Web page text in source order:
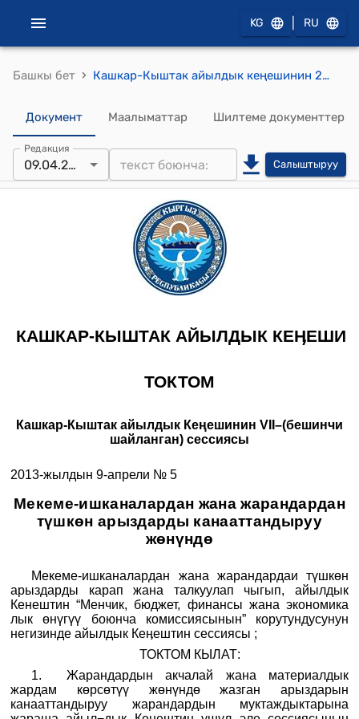
KG RU
Башкы бет › Кашкар-Кыштак айылдык кеңешинин 2013-жылдын 9-апрелиндеги № 5 "Мекеме-ишканалардан жана жарандардан түшкөн арыздарды канааттандыруу жөнүндө" токтому
Документ Маалыматтар Шилтеме документтер
Редакция
09.04.2013 Салыштыруу